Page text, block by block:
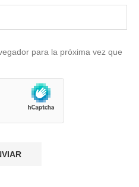
para la próxima vez que